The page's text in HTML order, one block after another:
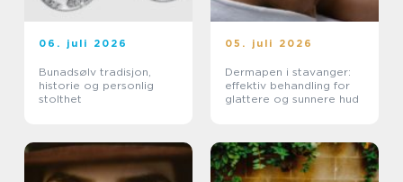
06. juli 2026
Bunadsølv tradisjon,
historie og personlig
stolthet
05. juli 2026
Dermapen i stavanger:
effektiv behandling for
glattere og sunnere hud